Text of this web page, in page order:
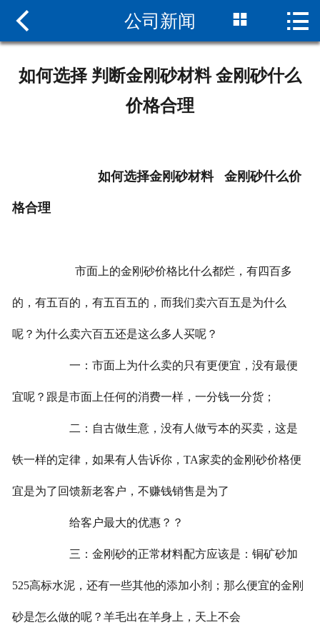
网站首页
 公司新闻  
如何选择 判断金刚砂材料 金刚砂什么
价格合理
如何选择金刚砂材料 金刚砂什么价
格合理
市面上的金刚砂价格比什么都烂，有四百多
的，有五百的，有五百五的，而我们卖六百五是为什么
呢？为什么卖六百五还是这么多人买呢？
一：市面上为什么卖的只有更便宜，没有最便
宜呢？跟是市面上任何的消费一样，一分钱一分货；
二：自古做生意，没有人做亏本的买卖，这是
铁一样的定律，如果有人告诉你，TA家卖的金刚砂价格便
宜是为了回馈新老客户，不赚钱销售是为了
给客户最大的优惠？？
三：金刚砂的正常材料配方应该是：铜矿砂加
525高标水泥，还有一些其他的添加小剂；那么便宜的金刚
砂是怎么做的呢？羊毛出在羊身上，天上不会